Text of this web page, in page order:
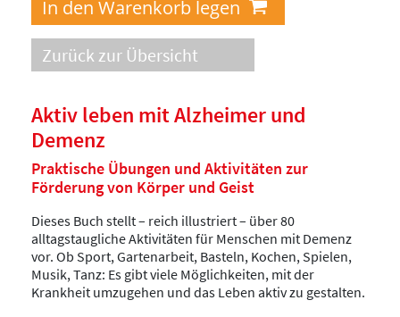
Zurück zur Übersicht
Aktiv leben mit Alzheimer und
Demenz
Praktische Übungen und Aktivitäten zur
Förderung von Körper und Geist
Dieses Buch stellt – reich illustriert – über 80
alltagstaugliche Aktivitäten für Menschen mit Demenz
vor. Ob Sport, Gartenarbeit, Basteln, Kochen, Spielen,
Musik, Tanz: Es gibt viele Möglichkeiten, mit der
Krankheit umzugehen und das Leben aktiv zu gestalten.